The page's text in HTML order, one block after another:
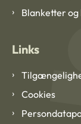
Blanketter
Links
Cookies